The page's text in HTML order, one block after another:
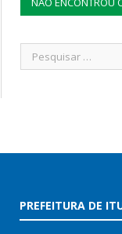
PREFEITURA DE